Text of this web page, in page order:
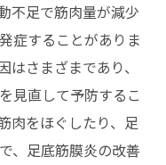
不足で筋肉量が減少
症することがありま
さまざまであり、
見直して予防するこ
肉をほぐしたり、足
、足底筋膜炎の改善